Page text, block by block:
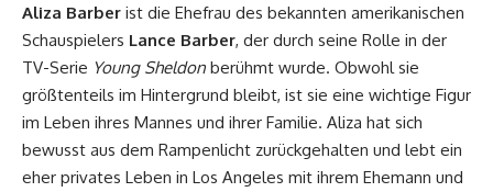
Aliza Barber ist die Ehefrau des bekannten amerikanischen
Schauspielers Lance Barber, der durch seine Rolle in der
TV-Serie Young Sheldon berühmt wurde. Obwohl sie
größtenteils im Hintergrund bleibt, ist sie eine wichtige Figur
im Leben ihres Mannes und ihrer Familie. Aliza hat sich
bewusst aus dem Rampenlicht zurückgehalten und lebt ein
eher privates Leben in Los Angeles mit ihrem Ehemann und